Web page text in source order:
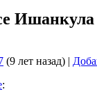
Ишанкула
(9 лет назад) |
: